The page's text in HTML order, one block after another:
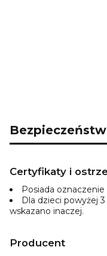
Certyfikaty i
Posiada
Dla dzieci powyżej
wskazano inaczej.
Producent